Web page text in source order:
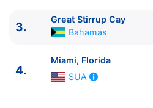
3.
Great Stirrup Cay
Bahamas
4.
Miami, Florida
SUA